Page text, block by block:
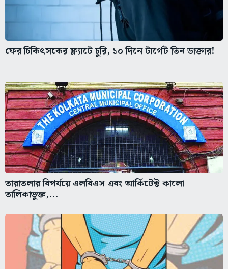
ফের চিকিৎসকের ফ্ল্যাটে চুরি, ১০ দিনে টার্গেট তিন ডাক্তার!
তারাতলার বিপর্যয়ে এলবিএস এবং আর্কিটেক্ট কালো
তালিকাভুক্ত,...